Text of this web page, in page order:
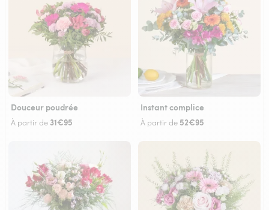
Douceur poudrée
À partir de 31€95
Instant complice
À partir de 52€95